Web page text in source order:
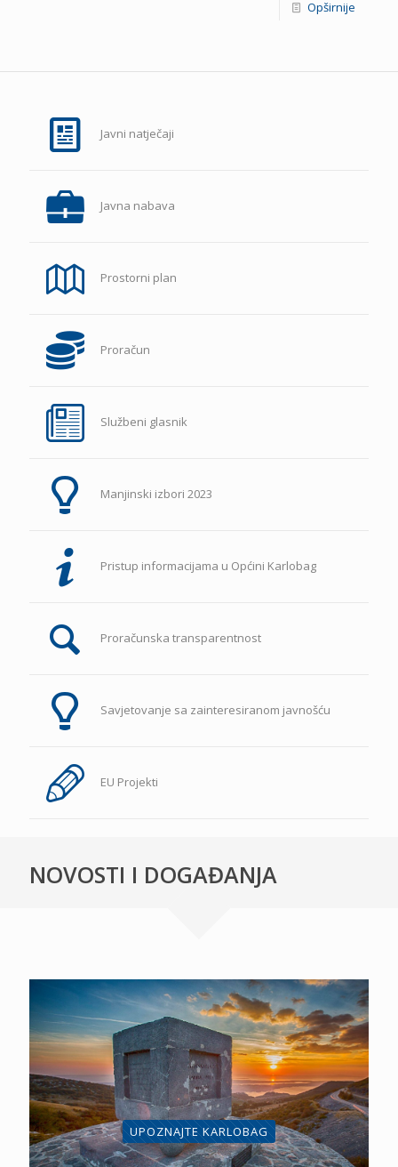
Opširnije
Javni natječaji
Javna nabava
Prostorni plan
Proračun
Službeni glasnik
Manjinski izbori 2023
Pristup informacijama u Općini Karlobag
Proračunska transparentnost
Savjetovanje sa zainteresiranom javnošću
EU Projekti
NOVOSTI I DOGAĐANJA
UPOZNAJTE KARLOBAG